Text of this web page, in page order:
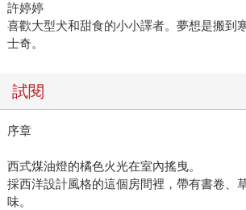
許婷婷
喜歡大型犬和甜食的小小譯者。夢想是搬到
士奇。
試閱
序章
西式煤油燈的橘色火光在室內搖曳。
採西洋設計風格的這個房間裡，帶有書卷、
味。